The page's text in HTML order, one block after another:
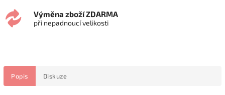
Výměna zboží ZDARMA
při nepadnoucí velikosti
Popis Diskuze